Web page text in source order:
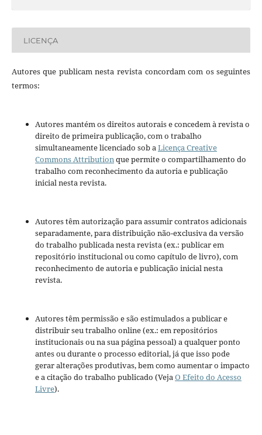
LICENÇA
Autores que publicam nesta revista concordam com os seguintes
termos:
Autores mantém os direitos autorais e concedem à revista o
direito de primeira publicação, com o trabalho
simultaneamente licenciado sob aLicença Creative
Commons Attributionque permite o compartilhamento do
trabalho com reconhecimento da autoria e publicação
inicial nesta revista.
Autores têm autorização para assumir contratos adicionais
separadamente, para distribuição não-exclusiva da versão
do trabalho publicada nesta revista (ex.: publicar em
repositório institucional ou como capítulo de livro), com
reconhecimento de autoria e publicação inicial nesta
revista.
Autores têm permissão e são estimulados a publicar e
distribuir seu trabalho online (ex.: em repositórios
institucionais ou na sua página pessoal) a qualquer ponto
antes ou durante o processo editorial, já que isso pode
gerar alterações produtivas, bem como aumentar o impacto
e a citação do trabalho publicado (VejaO Efeito do Acesso
Livre).